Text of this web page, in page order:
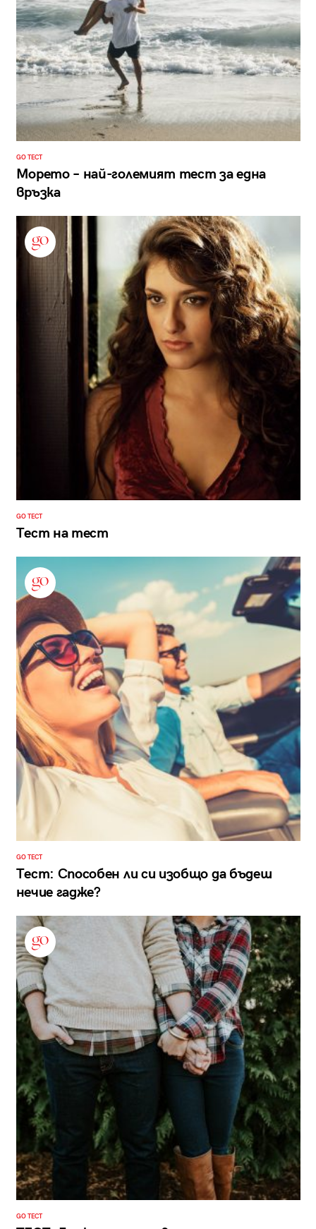
GO ТЕСТ
Морето – най-големият тест за една
връзка
GO ТЕСТ
Тест на тест
GO ТЕСТ
Тест: Способен ли си изобщо да бъдеш
нечие гадже?
GO ТЕСТ